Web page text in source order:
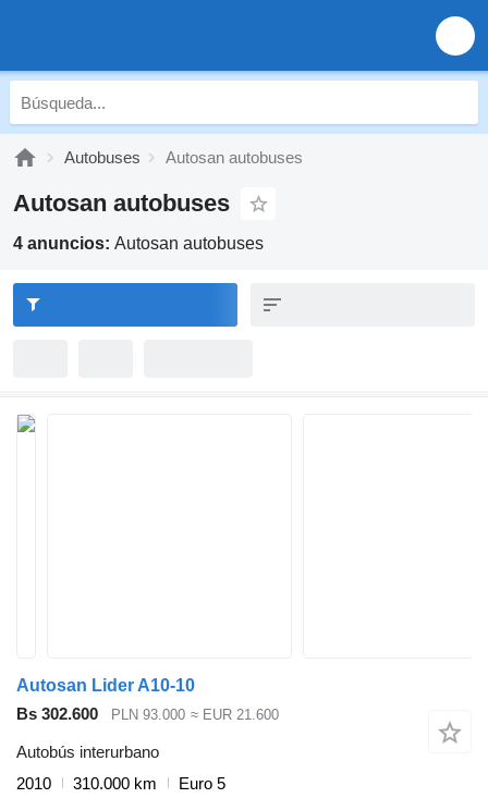
Autobuses Autosan autobuses
Autosan autobuses
4 anuncios: Autosan autobuses
Autosan Lider A10-10
Bs 302.600
PLN 93.000 ≈ EUR 21.600
Autobús interurbano
2010
310.000 km
Euro 5